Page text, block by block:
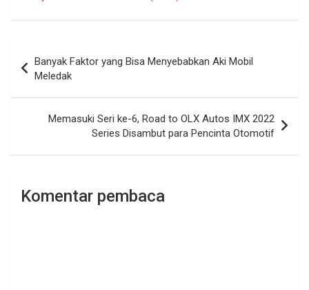
pos
Banyak Faktor yang Bisa Menyebabkan Aki Mobil
Meledak
Memasuki Seri ke-6, Road to OLX Autos IMX 2022
Series Disambut para Pencinta Otomotif
Komentar pembaca